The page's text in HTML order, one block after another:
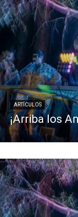
ARTÍCULOS
¡Arriba los